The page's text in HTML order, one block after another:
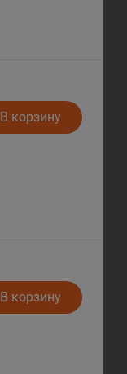
В корзину
В корзину